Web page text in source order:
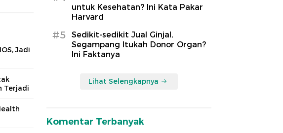
Jadi
Terjadi
untuk Kesehatan? Ini Kata Pakar
Harvard
#5
Sedikit-sedikit Jual Ginjal,
Segampang Itukah Donor Organ?
Ini Faktanya
Lihat Selengkapnya
Komentar Terbanyak